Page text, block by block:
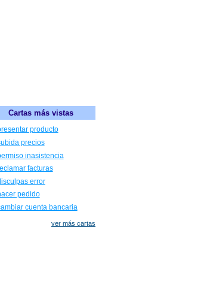
Cartas más vistas
producto
precios
inasistencia
facturas
error
pedido
cuenta bancaria
ver más cartas